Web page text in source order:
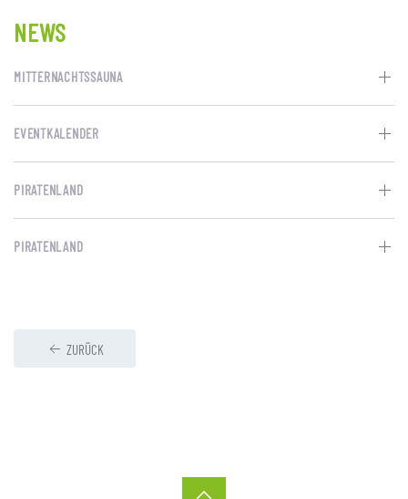
NEWS
MITTERNACHTSSAUNA
EVENTKALENDER
PIRATENLAND
PIRATENLAND
ZURÜCK